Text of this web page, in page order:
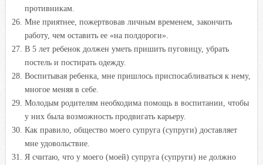
противникам.
Мне приятнее, пожертвовав личным временем, закончить
работу, чем оставить ее «на полдороги».
В 5 лет ребенок должен уметь пришить пуговицу, убрать
постель и постирать одежду.
Воспитывая ребенка, мне пришлось приспосабливаться к нему,
многое меняя в себе.
Молодым родителям необходима помощь в воспитании, чтобы
у них была возможность продвигать карьеру.
Как правило, общество моего супруга (супруги) доставляет
мне удовольствие.
Я считаю, что у моего (моей) супруга (супруги) не должно